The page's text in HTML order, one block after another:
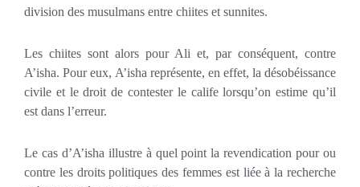
division des musulmans entre chiites et sunnites.
Les chiites sont alors pour Ali et, par conséquent, contre
A’isha. Pour eux, A’isha représente, en effet, la désobéissance
civile et le droit de contester le calife lorsqu’on estime qu’il
est dans l’erreur.
Le cas d’A’isha illustre à quel point la revendication pour ou
contre les droits politiques des femmes est liée à la recherche